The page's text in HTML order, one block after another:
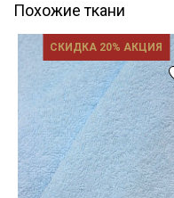
Похожие ткани
СКИДКА 20% АКЦИЯ